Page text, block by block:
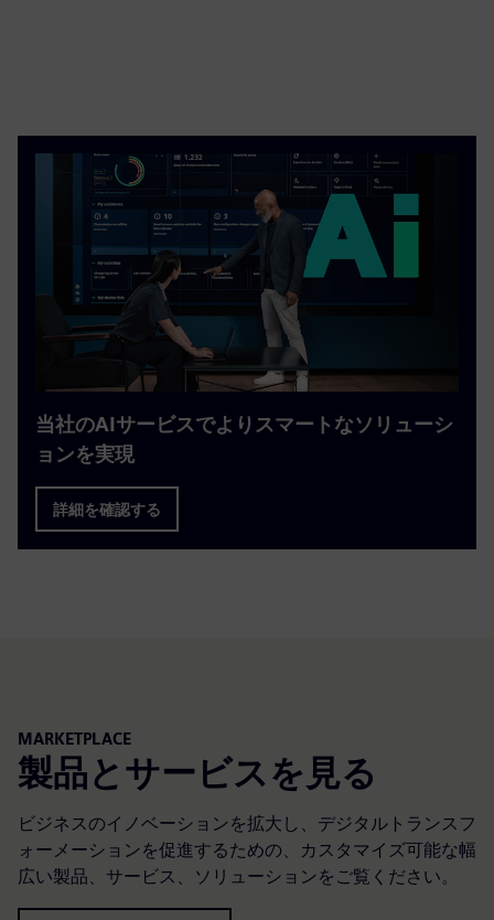
当社のAIサービスでよりスマートなソリューシ
ョンを実現
詳細を確認する
MARKETPLACE
製品とサービスを見る
ビジネスのイノベーションを拡大し、デジタルトランスフ
ォーメーションを促進するための、カスタマイズ可能な幅
広い製品、サービス、ソリューションをご覧ください。